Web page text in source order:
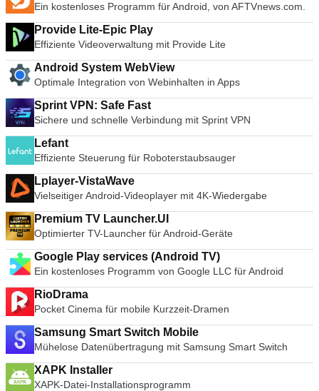
Ein kostenloses Programm für Android, von AFTVnews.com.
Provide Lite-Epic Play
Effiziente Videoverwaltung mit Provide Lite
Android System WebView
Optimale Integration von Webinhalten in Apps
Sprint VPN: Safe Fast
Sichere und schnelle Verbindung mit Sprint VPN
Lefant
Effiziente Steuerung für Roboterstaubsauger
Lplayer-VistaWave
Vielseitiger Android-Videoplayer mit 4K-Wiedergabe
Premium TV Launcher.UI
Optimierter TV-Launcher für Android-Geräte
Google Play services (Android TV)
Ein kostenloses Programm von Google LLC für Android
RioDrama
Pocket Cinema für mobile Kurzzeit-Dramen
Samsung Smart Switch Mobile
Mühelose Datenübertragung mit Samsung Smart Switch
XAPK Installer
XAPK-Datei-Installationsprogramm